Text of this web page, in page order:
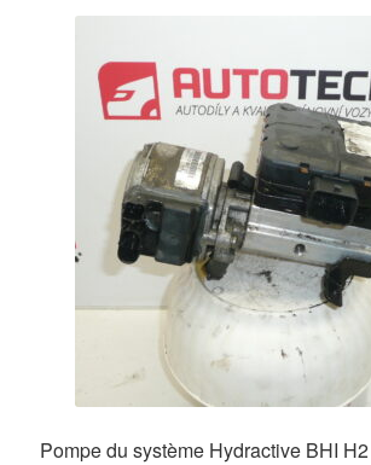
Pompe du système Hydractive BHI